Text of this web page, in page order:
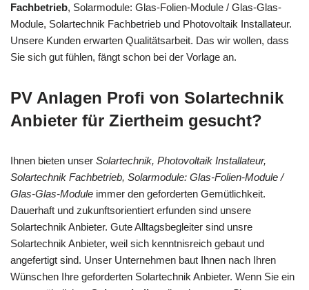
Fachbetrieb, Solarmodule: Glas-Folien-Module / Glas-Glas-
Module, Solartechnik Fachbetrieb und Photovoltaik Installateur.
Unsere Kunden erwarten Qualitätsarbeit. Das wir wollen, dass
Sie sich gut fühlen, fängt schon bei der Vorlage an.
PV Anlagen Profi von Solartechnik
Anbieter für Ziertheim gesucht?
Ihnen bieten unser Solartechnik, Photovoltaik Installateur,
Solartechnik Fachbetrieb, Solarmodule: Glas-Folien-Module /
Glas-Glas-Module immer den geforderten Gemütlichkeit.
Dauerhaft und zukunftsorientiert erfunden sind unsere
Solartechnik Anbieter. Gute Alltagsbegleiter sind unsre
Solartechnik Anbieter, weil sich kenntnisreich gebaut und
angefertigt sind. Unser Unternehmen baut Ihnen nach Ihren
Wünschen Ihre geforderten Solartechnik Anbieter. Wenn Sie ein